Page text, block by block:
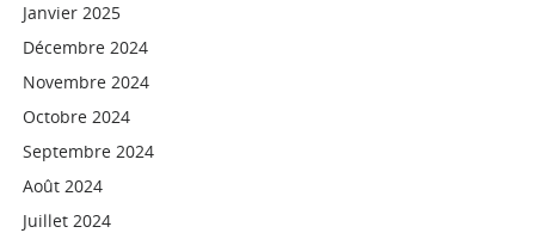
Janvier 2025
Décembre 2024
Novembre 2024
Octobre 2024
Septembre 2024
Août 2024
Juillet 2024